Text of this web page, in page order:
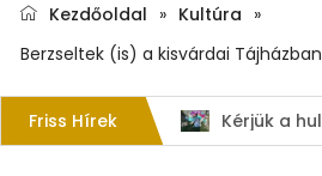
Kezdőoldal » Kultúra »
Berzseltek (is) a kisvárdai Tájházban
Friss Hírek